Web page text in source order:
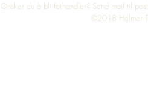
Ønsker du å bli forhandler? Send mail til
©2018 Helmer